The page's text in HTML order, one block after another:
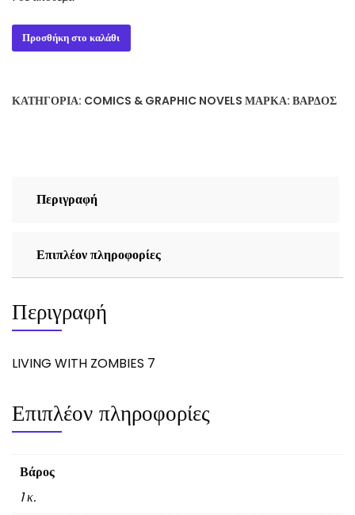
LIVING
WITH
ποσότητα
Προσθήκη στο καλάθι
ΚΑΤΗΓΟΡΊΑ: COMICS & GRAPHIC NOVELS ΜΆΡΚΑ: ΒΆΡΔΟΣ
Περιγραφή
Επιπλέον πληροφορίες
Περιγραφή
LIVING WITH ZOMBIES 7
Επιπλέον πληροφορίες
Βάρος
1 κ.